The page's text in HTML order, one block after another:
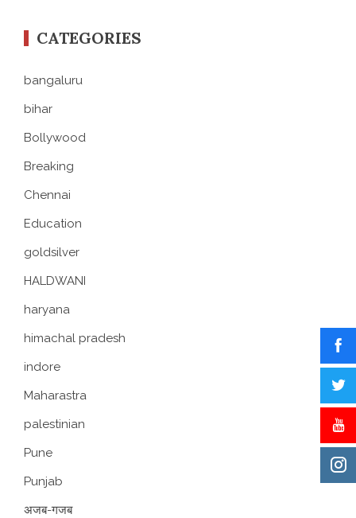
CATEGORIES
bangaluru
bihar
Bollywood
Breaking
Chennai
Education
goldsilver
HALDWANI
haryana
himachal pradesh
indore
Maharastra
palestinian
Pune
Punjab
अजब-गजब